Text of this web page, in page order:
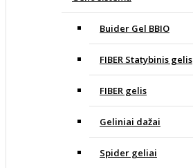
Buider Gel BBIO
FIBER Statybinis gelis
FIBER gelis
Geliniai dažai
Spider geliai